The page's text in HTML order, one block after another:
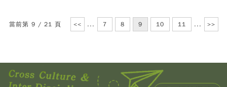
當前第 9 / 21 頁 << ... 7 8 9 10 11 ... >>